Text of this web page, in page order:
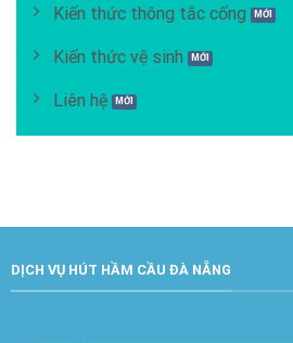
Kiến thức thông tắc cống
Kiến thức vệ sinh
Liên hệ
DỊCH VỤ HÚT HẦM CẦU ĐÀ NẴNG